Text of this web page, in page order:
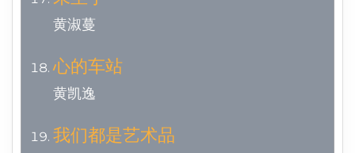
黄淑蔓
心的车站
黄凯逸
我们都是艺术品